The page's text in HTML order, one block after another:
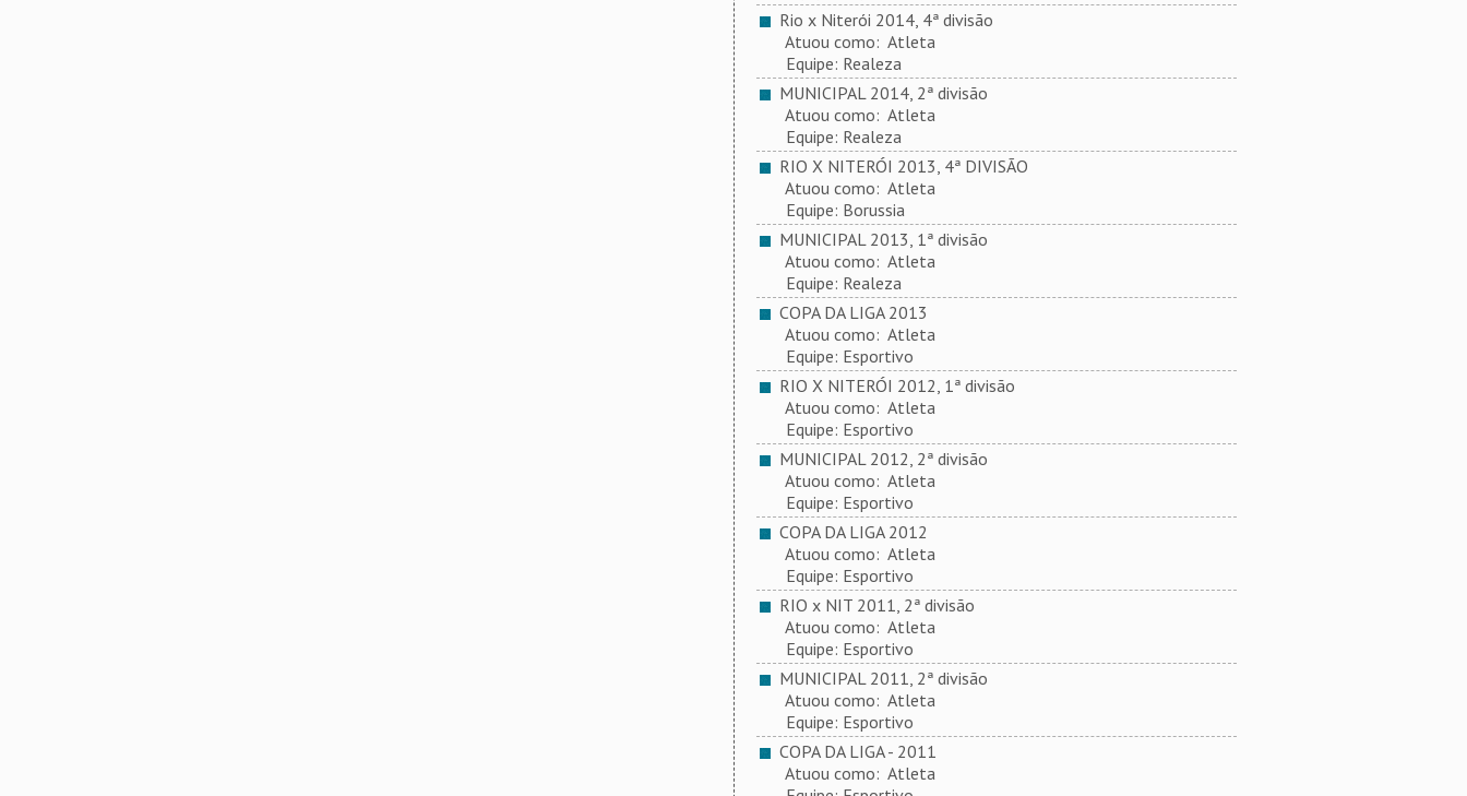
Rio x Niterói 2014, 4ª divisão
Atuou como: Atleta
Equipe: Realeza
MUNICIPAL 2014, 2ª divisão
Atuou como: Atleta
Equipe: Realeza
RIO X NITERÓI 2013, 4ª DIVISÃO
Atuou como: Atleta
Equipe: Borussia
MUNICIPAL 2013, 1ª divisão
Atuou como: Atleta
Equipe: Realeza
COPA DA LIGA 2013
Atuou como: Atleta
Equipe: Esportivo
RIO X NITERÓI 2012, 1ª divisão
Atuou como: Atleta
Equipe: Esportivo
MUNICIPAL 2012, 2ª divisão
Atuou como: Atleta
Equipe: Esportivo
COPA DA LIGA 2012
Atuou como: Atleta
Equipe: Esportivo
RIO x NIT 2011, 2ª divisão
Atuou como: Atleta
Equipe: Esportivo
MUNICIPAL 2011, 2ª divisão
Atuou como: Atleta
Equipe: Esportivo
COPA DA LIGA - 2011
Atuou como: Atleta